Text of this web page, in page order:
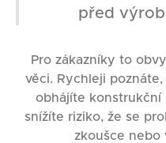
před
Pro zákazníky to
věci. Rychleji
obhájíte
snížíte riziko, že se
zkoušce nebo